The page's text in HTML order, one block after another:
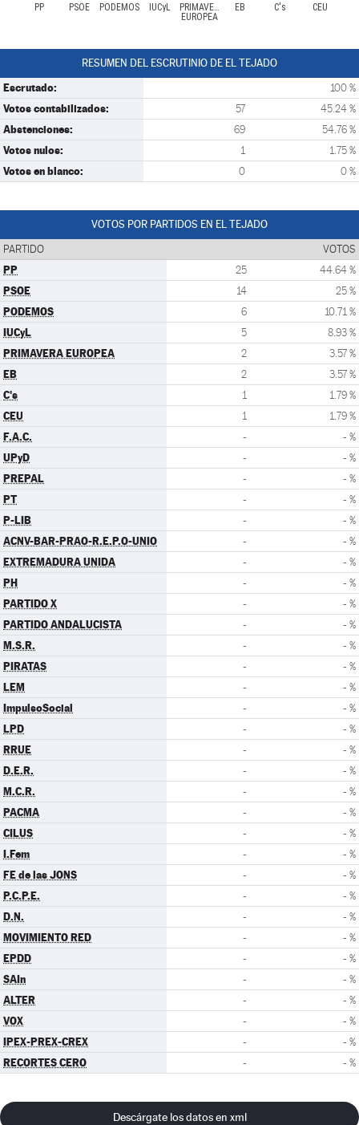
PP PSOE PODEMOS IUCyL
PRIMAVERA
EUROPEA
EB C's CEU
RESUMEN DEL ESCRUTINIO DE EL TEJADO
Escrutado: 100 %
Votos contabilizados: 57 45.24 %
Abstenciones: 69 54.76 %
Votos nulos: 1 1.75 %
Votos en blanco: 0 0 %
VOTOS POR PARTIDOS EN EL TEJADO
PARTIDO VOTOS
PP 25 44.64 %
PSOE 14 25 %
PODEMOS 6 10.71 %
IUCyL 5 8.93 %
PRIMAVERA EUROPEA 2 3.57 %
EB 2 3.57 %
C's 1 1.79 %
CEU 1 1.79 %
F.A.C. - - %
UPyD - - %
PREPAL - - %
PT - - %
P-LIB - - %
ACNV-BAR-PRAO-R.E.P.O-UNIO - - %
EXTREMADURA UNIDA - - %
PH - - %
PARTIDO X - - %
PARTIDO ANDALUCISTA - - %
M.S.R. - - %
PIRATAS - - %
LEM - - %
ImpulsoSocial - - %
LPD - - %
RRUE - - %
D.E.R. - - %
M.C.R. - - %
PACMA - - %
CILUS - - %
I.Fem - - %
FE de las JONS - - %
P.C.P.E. - - %
D.N. - - %
MOVIMIENTO RED - - %
EPDD - - %
SAIn - - %
ALTER - - %
VOX - - %
IPEX-PREX-CREX - - %
RECORTES CERO - - %
Descárgate los datos en xml